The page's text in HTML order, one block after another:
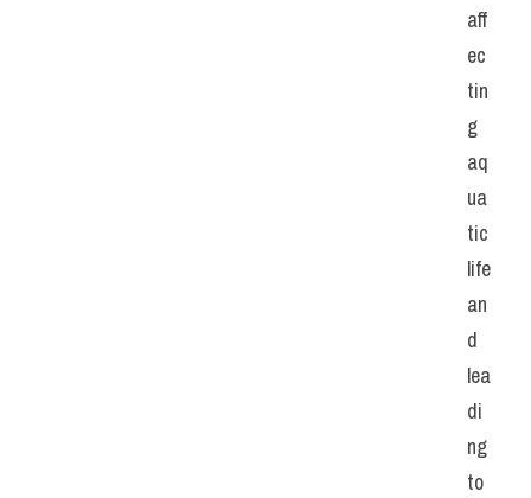
aff
ec
tin
g
aq
ua
tic
life
an
d
lea
di
ng
to